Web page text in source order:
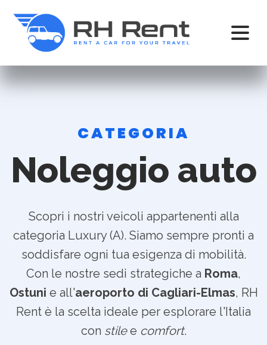
CATEGORIA
Noleggio auto
Scopri i nostri veicoli appartenenti alla
categoria Luxury (A). Siamo sempre pronti a
soddisfare ogni tua esigenza di mobilità.
Con le nostre sedi strategiche a Roma,
Ostuni e all'aeroporto di Cagliari-Elmas, RH
Rent è la scelta ideale per esplorare l'Italia
con stilee comfort.